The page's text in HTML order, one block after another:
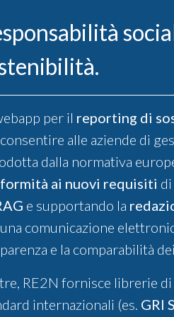
per il reporting di
alle aziende di
dalla normativa
ai nuovi requisiti
e supportando la
comunicazione
e la comparabilità
RE2N fornisce librerie
internazionali (es. GRI